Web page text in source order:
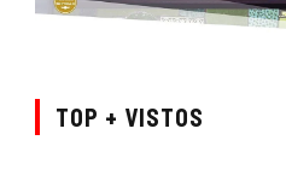
TOP + VISTOS